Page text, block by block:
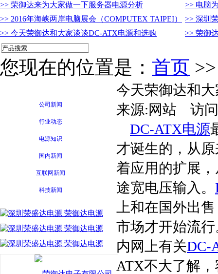
>> 荣御达来为大家做一下服务器电源分析
>> 电脑
>> 2016年海峡两岸电脑展会（COMPUTEX TAIPEI）
>> 深圳
>> 今天荣御达和大家谈谈DC-ATX电源和选购
>> 荣御
您现在的位置是： 首页
公司新闻
行业动态
电源知识
国内新闻
互联网新闻
科技新闻
今天荣御达和
来源:网站 访
DC-ATX电源
才诞生的，从
着应用的扩展
途宽电压输入。
上和在国外出
市场才开始流
内网上有关DC-
ATX不大了解